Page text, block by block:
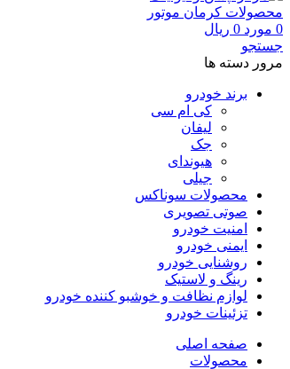
0 مورد 0 ریال
جستجو
مرور دسته ها
برند خودرو
کی ام سی
لیفان
جک
هیوندای
جیلی
محصولات سوناکس
صوتی تصویری
امنیت خودرو
ایمنی خودرو
روشنایی خودرو
رینگ و لاستیک
لوازم نظافت و خوشبو کننده خودرو
تزئینات خودرو
صفحه اصلی
محصولات